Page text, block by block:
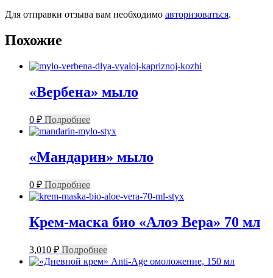
Для отправки отзыва вам необходимо авторизоваться.
Похожие
«Вербена» мыло
0 ₽ Подробнее
«Мандарин» мыло
0 ₽ Подробнее
Крем-маска био «Алоэ Вера» 70 мл
3,010 ₽ Подробнее